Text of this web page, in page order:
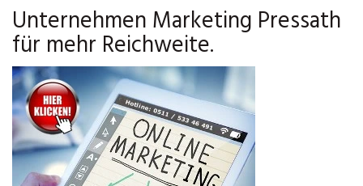
Unternehmen Marketing Pressath
für mehr Reichweite.